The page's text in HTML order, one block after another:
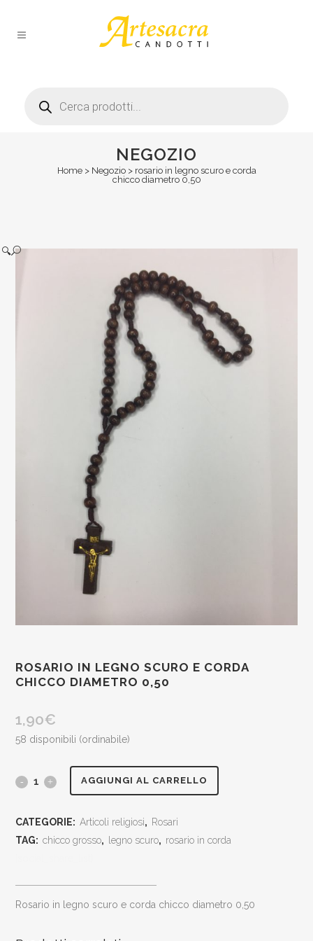
search
NEGOZIO
Home> Negozio> rosario in legno scuro e corda
chicco diametro 0,50
🔍
ROSARIO IN LEGNO SCURO E CORDA
CHICCO DIAMETRO 0,50
1,90€
58 disponibili (ordinabile)
rosario
e
corda
AGGIUNGI AL CARRELLO
CATEGORIE: Articoli religiosi, Rosari
TAG: chicco grosso, legno scuro, rosario in corda
rosario in legno scuro e corda chicco diametro 0,50